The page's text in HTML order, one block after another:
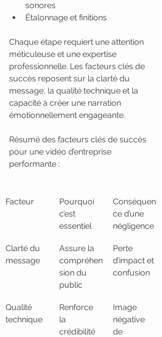
sonores
Étalonnage et finitions
Chaque étape requiert une attention
méticuleuse et une expertise
professionnelle. Les facteurs clés de
succès reposent sur la clarté du
message, la qualité technique et la
capacité à créer une narration
émotionnellement engageante.
Résumé des facteurs clés de succès
pour une vidéo d’entreprise
performante :
Facteur
Pourquoi
c’est
essentiel
Conséquen
ce d’une
négligence
Clarté du
message
Assure la
compréhen
sion du
public
Perte
d’impact et
confusion
Qualité
technique
Renforce
la
crédibilité
Image
négative
de